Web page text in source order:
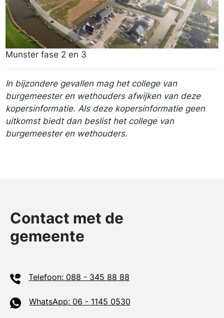
Munster fase 2 en 3
Munster fase 2 en 3
In bijzondere gevallen mag het college van
burgemeester en wethouders afwijken van deze
kopersinformatie. Als deze kopersinformatie geen
uitkomst biedt dan beslist het college van
burgemeester en wethouders.
Contact met de
gemeente
Telefoon: 088 - 345 88 88
WhatsApp: 06 - 1145 0530